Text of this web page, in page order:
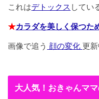
これはデトックス してい
★カラダを美しく保つた
画像で追う 顔の変化 更新
大人気！おきゃんマ